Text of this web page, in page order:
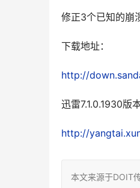
修正3个已知的崩
下载地址：
http://
迅雷7.1.0.1930版
http://
本文来源于DOIT